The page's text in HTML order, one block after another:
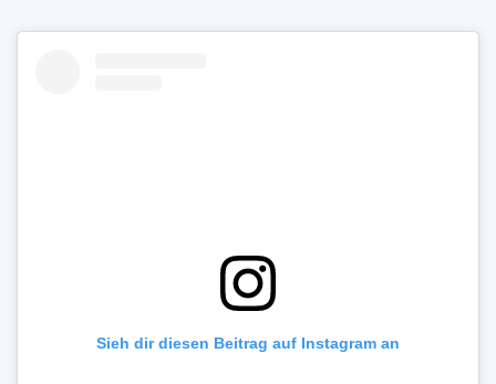
Sieh dir diesen Beitrag auf Instagram an